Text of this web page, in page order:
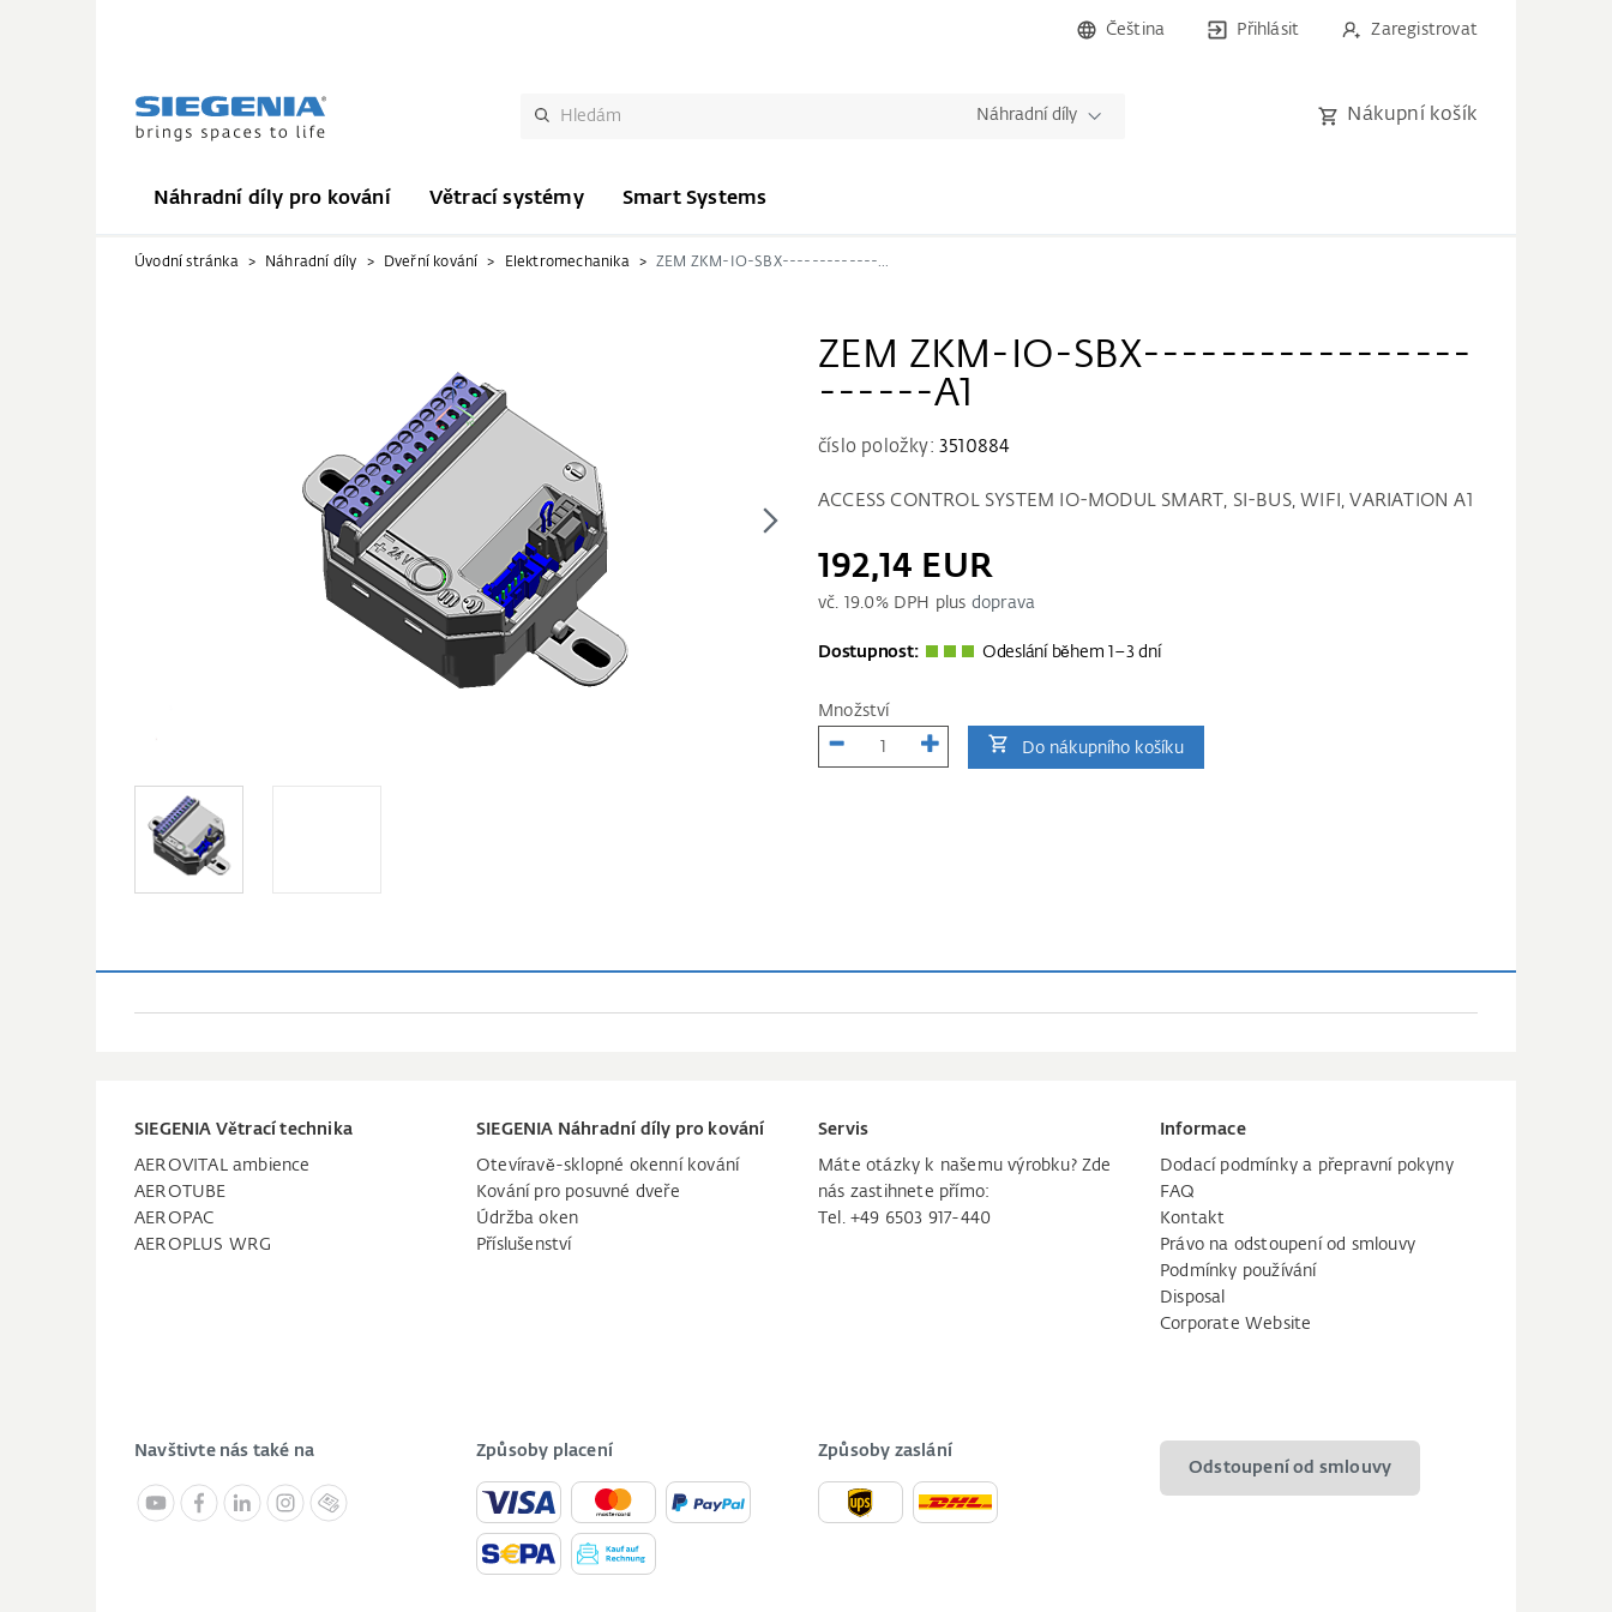
Čeština Přihlásit Zaregistrovat
Náhradní díly Nákupní košík
Náhradní díly pro kování Větrací systémy Smart Systems
Úvodní stránka Náhradní díly Dveřní kování Elektromechanika ZEM ZKM-IO-SBX-----------------------A1
ZEM ZKM-IO-SBX-----------------
------A1
číslo položky: 3510884
ACCESS CONTROL SYSTEM IO-MODUL SMART, SI-BUS, WIFI, VARIATION A1
192,14 EUR
vč. 19.0% DPH plus doprava
Dostupnost: Odeslání během 1–3 dní
Množství
Do nákupního košíku
SIEGENIA Větrací technika
AEROVITAL ambience
AEROTUBE
AEROPAC
AEROPLUS WRG
SIEGENIA Náhradní díly pro kování
Otevíravě-sklopné okenní kování
Kování pro posuvné dveře
Údržba oken
Příslušenství
Servis
Máte otázky k našemu výrobku? Zde
nás zastihnete přímo:
Tel. +49 6503 917-440
Informace
Dodací podmínky a přepravní pokyny
FAQ
Kontakt
Právo na odstoupení od smlouvy
Podmínky používání
Disposal
Corporate Website
Navštivte nás také na Způsoby placení
Způsoby zaslání
Odstoupení od smlouvy